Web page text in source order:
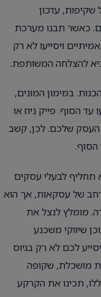
עדכון
כאשר תבנו מערכת
ויסייעו לא רק
להצלחה המשותפת.
במימון המונים,
עד הסוף. פייק ניוז או
העסק שלכם. לכן, קשב
תחליף לבעלי עסקים
רחב של עסקאות, אך הוא
מומלץ לנצל את
שיווקי משכנע
לכם לא רק בגיוס
מושכלת, שקופה
תכינו את הקרקע